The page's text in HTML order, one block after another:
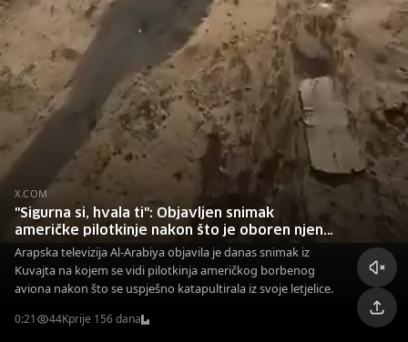
X.COM
"Sigurna si, hvala ti": Objavljen snimak
američke pilotkinje nakon što je oboren njen
avion
Arapska televizija Al-Arabiya objavila je danas snimak iz
Kuvajta na kojem se vidi pilotkinja američkog borbenog
aviona nakon što se uspješno katapultirala iz svoje letjelice.
0:21 44Kprije 156 dana